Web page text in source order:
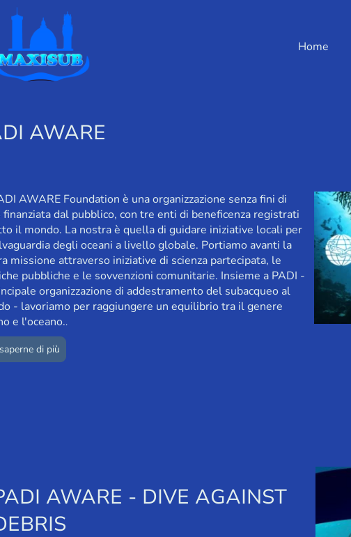
Home
AWARE
AWARE Foundation è una organizzazione senza fini di
finanziata dal pubblico, con tre enti di beneficenza registrati
il mondo. La nostra è quella di guidare iniziative locali per
degli oceani a livello globale. Portiamo avanti la
missione attraverso iniziative di scienza partecipata, le
pubbliche e le sovvenzioni comunitarie. Insieme a PADI -
organizzazione di addestramento del subacqueo al
- lavoriamo per raggiungere un equilibrio tra il genere
e l'oceano..
di più
AWARE - DIVE AGAINST